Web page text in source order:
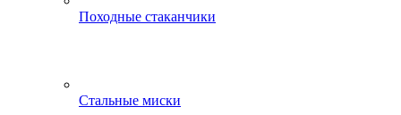
Походные стаканчики
Стальные миски